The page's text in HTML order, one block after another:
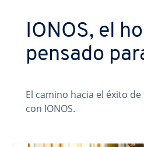
IONOS, el
pensado
El camino hacia el éxito
con IONOS.